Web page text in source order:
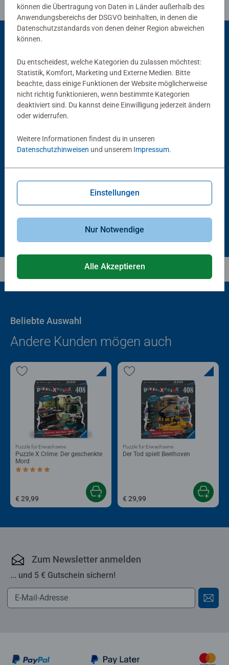
Puzzlezubehör
€ 13,99
Puzzlezubehör
€ 40,00
Beliebte Auswahl
Andere Kunden mögen auch
Puzzle X Crime: Der geschenkte
Mord
Durchschnittliche Bewertung 5,0 von 5 Sternen.
Puzzle für Erwachsene
€ 29,99
Der Tod spielt Beethoven
Puzzle für Erwachsene
€ 29,99
Zum Newsletter anmelden
... und 5 € Gutschein sichern!
können die Übertragung von Daten in Länder außerhalb des
Anwendungsbereichs der DSGVO beinhalten, in denen die
Datenschutzstandards von denen deiner Region abweichen
können.
Du entscheidest, welche Kategorien du zulassen möchtest:
Statistik, Komfort, Marketing und Externe Medien. Bitte
beachte, dass einige Funktionen der Website möglicherweise
nicht richtig funktionieren, wenn bestimmte Kategorien
deaktiviert sind. Du kannst deine Einwilligung jederzeit ändern
oder widerrufen.
Weitere Informationen findest du in unseren
Datenschutzhinweisen und unserem Impressum.
Einstellungen
Nur Notwendige
Alle Akzeptieren